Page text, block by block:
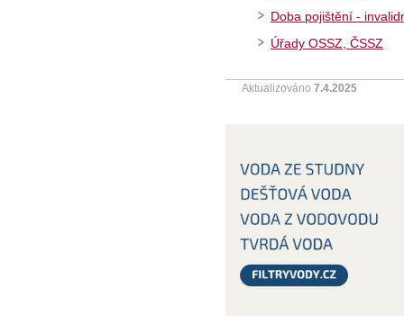
Doba pojištění -
Úřady OSSZ, ČSSZ
Aktualizováno 7.4.2025